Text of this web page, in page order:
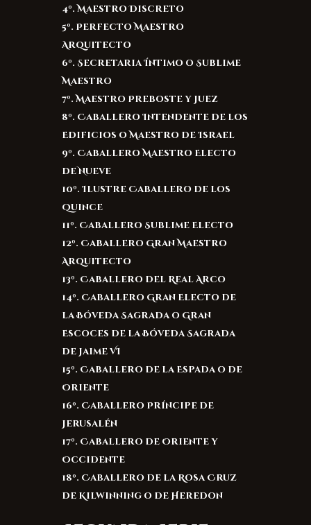
4º. Maestro Discreto
5º. Perfecto Maestro
Arquitecto
6º. Secretaria Íntimo o Sublime
Maestro
7º. Maestro Preboste y Juez
8º. Caballero Intendente de los
Edificios o Maestro de Israel
9º. Caballero Maestro Electo
de Nueve
10º. Ilustre Caballero de los
Quince
11º. Caballero Sublime Electo
12º. Caballero Gran Maestro
Arquitecto
13º. Caballero del Real Arco
14º. Caballero Gran Electo de
la Bóveda Sagrada o Gran
Escoces de la Bóveda Sagrada
de Jaime VI
15º. Caballero de la Espada o de
Oriente
16º. Caballero Príncipe de
Jerusalén
17º. Caballero de Oriente y
Occidente
18º. Caballero de la Rosa Cruz
de Kilwinning o de Heredon